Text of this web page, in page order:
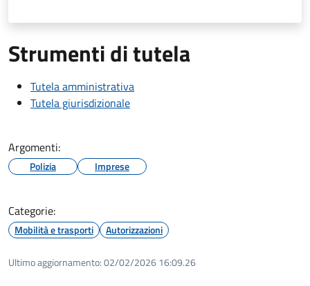
Strumenti di tutela
Tutela amministrativa
Tutela giurisdizionale
Argomenti:
Polizia Imprese
Categorie:
Mobilità e trasporti Autorizzazioni
Ultimo aggiornamento:02/02/2026 16:09.26